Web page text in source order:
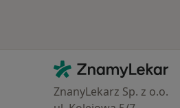
Kontakt
ZnamyLekar - Hlavní stránka
ZnanyLekarz Sp. z o.o.